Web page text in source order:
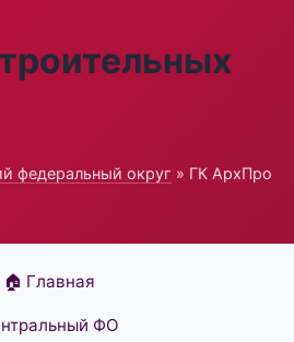
федеральный округ » ГК АрхПро
🏠 Главная
ФО